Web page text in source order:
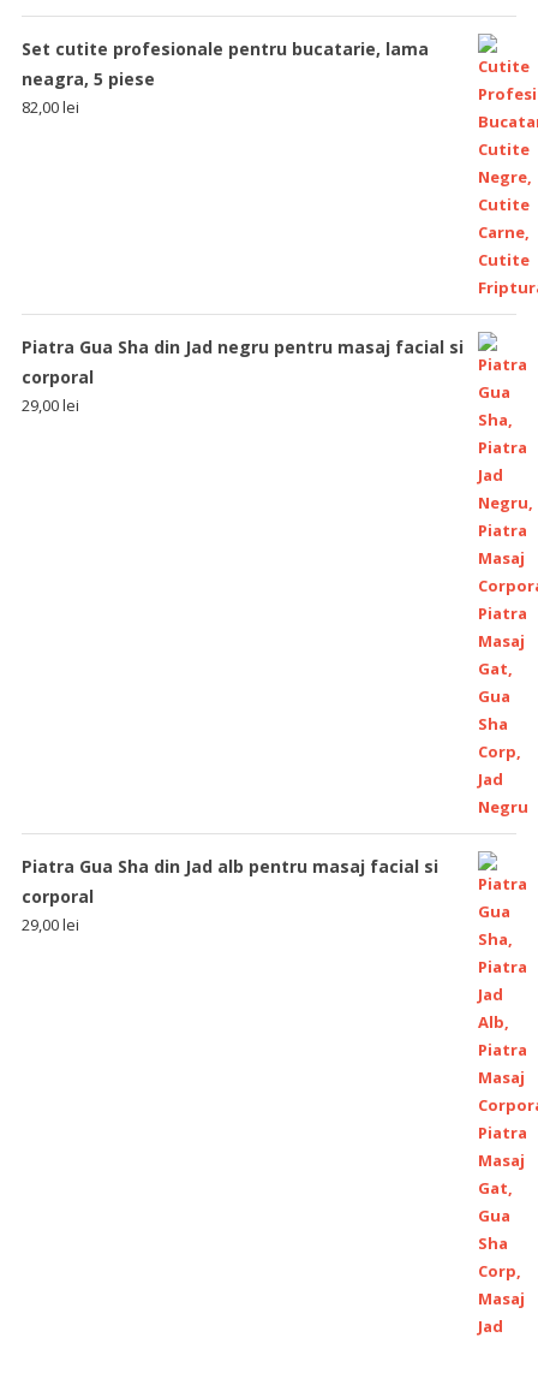
Set cutite profesionale pentru bucatarie, lama
neagra, 5 piese
82,00lei
Piatra Gua Sha din Jad negru pentru masaj facial si
corporal
29,00lei
Piatra Gua Sha din Jad alb pentru masaj facial si
corporal
29,00lei